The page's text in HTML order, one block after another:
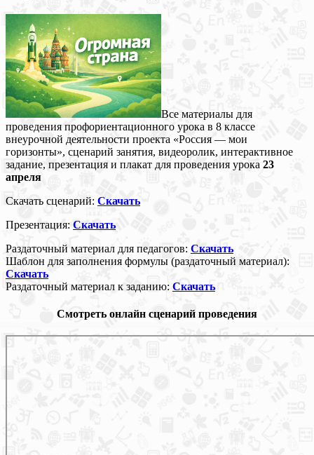
Все материалы для
проведения профориентационного урока в 8 классе
внеурочной деятельности проекта «Россия — мои
горизонты», сценарий занятия, видеоролик, интерактивное
задание, презентация и плакат для проведения урока 23
апреля
Скачать сценарий: Скачать
Презентация: Скачать
Раздаточный материал для педагогов: Скачать
Шаблон для заполнения формулы (раздаточный материал):
Скачать
Раздаточный материал к заданию: Скачать
Смотреть онлайн сценарий проведения